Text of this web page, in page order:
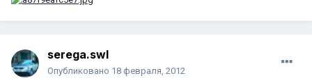
serega.swl
Опубликовано 18 февраля, 2012